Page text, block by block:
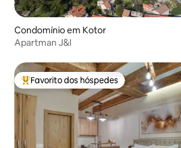
Condomínio em Kotor
Apartman J&I
Favoritos dos hóspedes mais apreciados
Favorito dos hóspedes